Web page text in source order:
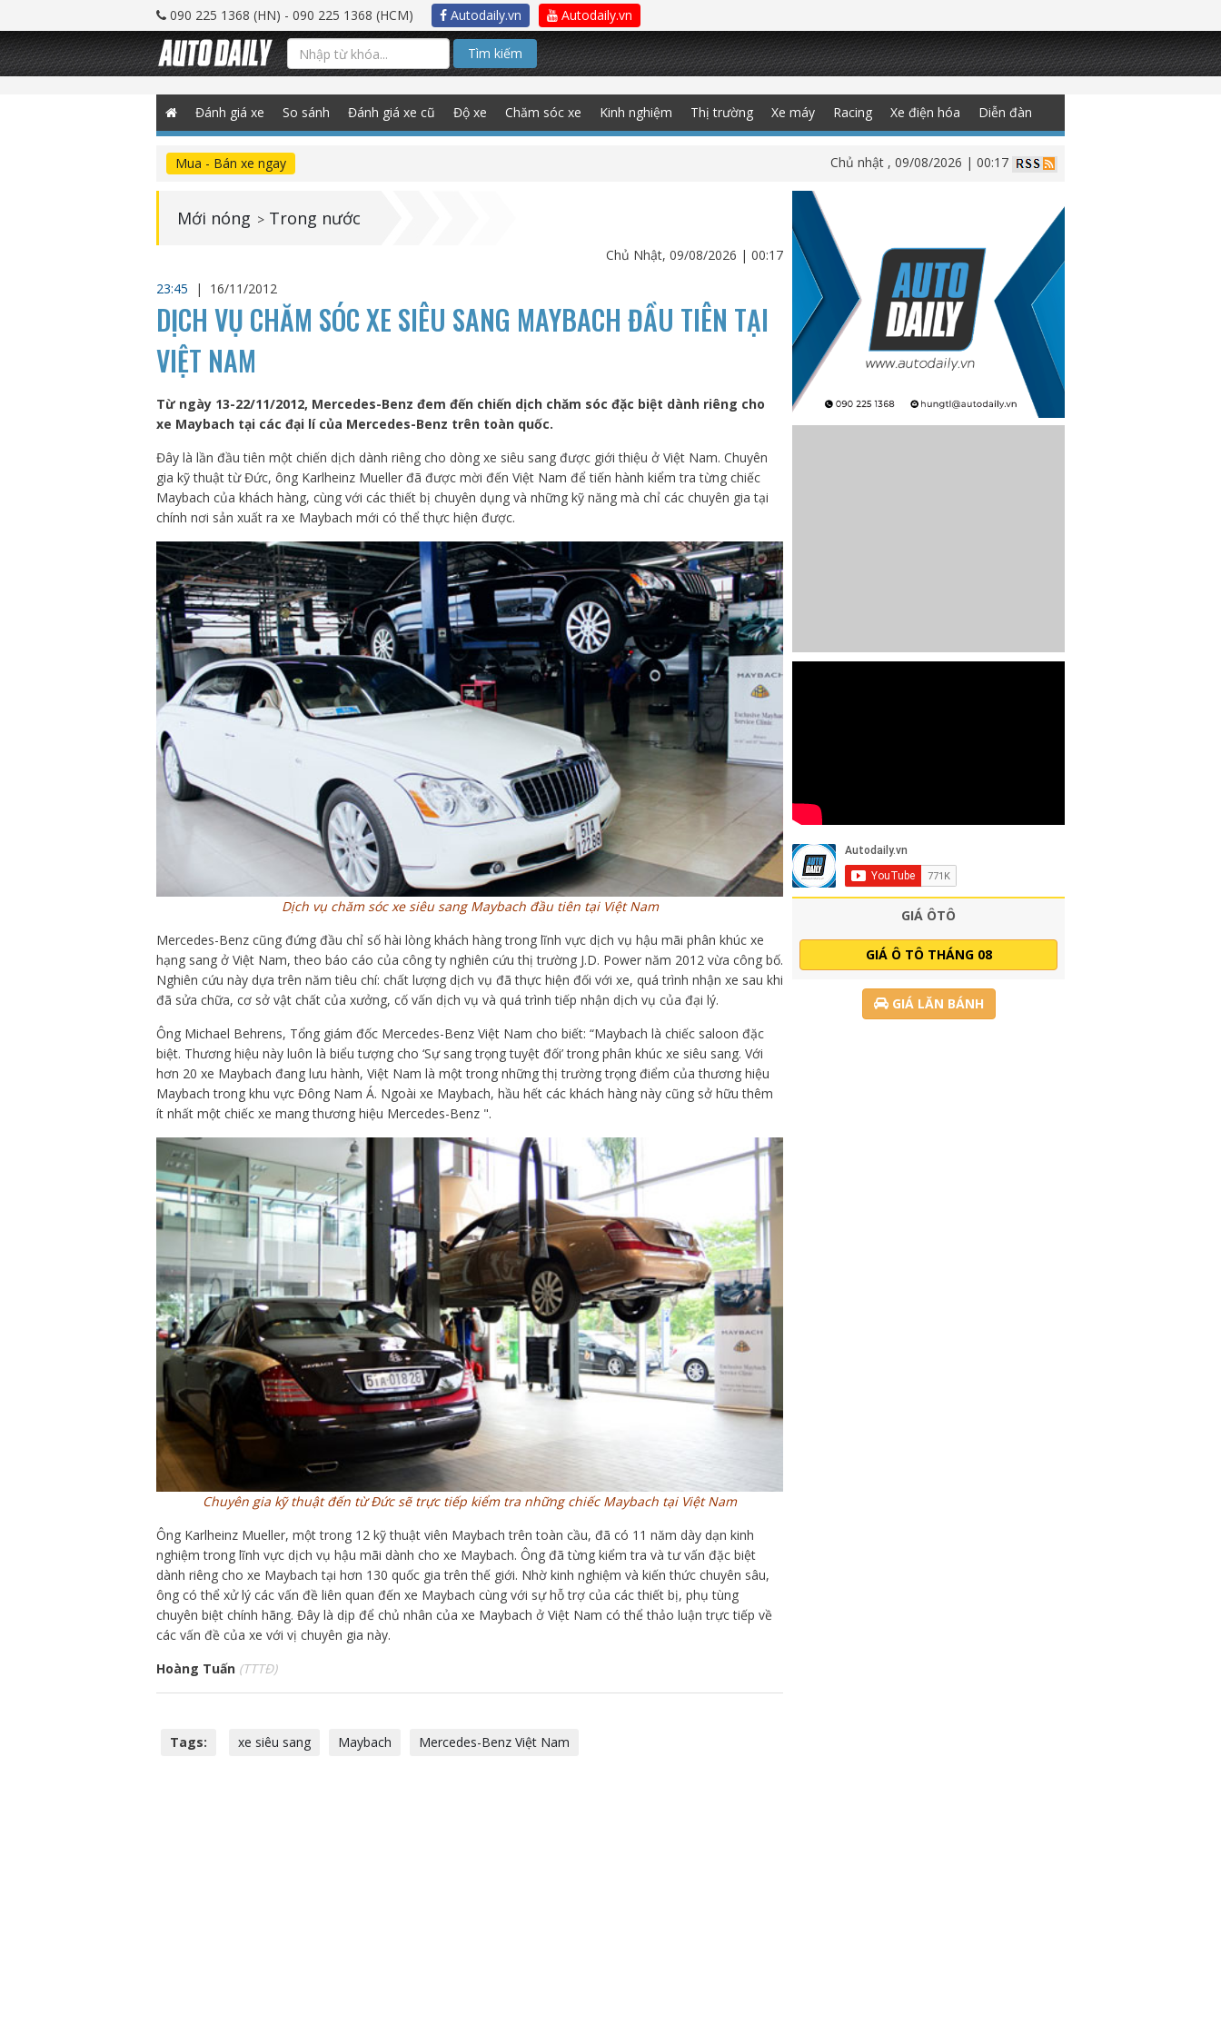
090 225 1368 (HN) - 090 225 1368 (HCM) Autodaily.vn Autodaily.vn
Tìm kiếm
Đánh giá xe So sánh Đánh giá xe cũ Độ xe Chăm sóc xe Kinh nghiệm Thị trường Xe máy Racing Xe điện hóa Diễn đàn
Mua - Bán xe ngay Chủ nhật , 09/08/2026 | 00:17
Mới nóng > Trong nước
Chủ Nhật, 09/08/2026 | 00:17
23:45
| 16/11/2012
DỊCH VỤ CHĂM SÓC XE SIÊU SANG MAYBACH ĐẦU TIÊN TẠI
VIỆT NAM
Từ ngày 13-22/11/2012, Mercedes-Benz đem đến chiến dịch chăm sóc đặc biệt dành riêng cho
xe Maybach tại các đại lí của Mercedes-Benz trên toàn quốc.
Đây là lần đầu tiên một chiến dịch dành riêng cho dòng xe siêu sang được giới thiệu ở Việt Nam. Chuyên
gia kỹ thuật từ Đức, ông Karlheinz Mueller đã được mời đến Việt Nam để tiến hành kiểm tra từng chiếc
Maybach của khách hàng, cùng với các thiết bị chuyên dụng và những kỹ năng mà chỉ các chuyên gia tại
chính nơi sản xuất ra xe Maybach mới có thể thực hiện được.
Dịch vụ chăm sóc xe siêu sang Maybach đầu tiên tại Việt Nam
Mercedes-Benz cũng đứng đầu chỉ số hài lòng khách hàng trong lĩnh vực dịch vụ hậu mãi phân khúc xe
hạng sang ở Việt Nam, theo báo cáo của công ty nghiên cứu thị trường J.D. Power năm 2012 vừa công bố.
Nghiên cứu này dựa trên năm tiêu chí: chất lượng dịch vụ đã thực hiện đối với xe, quá trình nhận xe sau khi
đã sửa chữa, cơ sở vật chất của xưởng, cố vấn dịch vụ và quá trình tiếp nhận dịch vụ của đại lý.
Ông Michael Behrens, Tổng giám đốc Mercedes-Benz Việt Nam cho biết: “Maybach là chiếc saloon đặc
biệt. Thương hiệu này luôn là biểu tượng cho ‘Sự sang trọng tuyệt đối’ trong phân khúc xe siêu sang. Với
hơn 20 xe Maybach đang lưu hành, Việt Nam là một trong những thị trường trọng điểm của thương hiệu
Maybach trong khu vực Đông Nam Á. Ngoài xe Maybach, hầu hết các khách hàng này cũng sở hữu thêm
ít nhất một chiếc xe mang thương hiệu Mercedes-Benz ".
Chuyên gia kỹ thuật đến từ Đức sẽ trực tiếp kiểm tra những chiếc Maybach tại Việt Nam
Ông Karlheinz Mueller, một trong 12 kỹ thuật viên Maybach trên toàn cầu, đã có 11 năm dày dạn kinh
nghiệm trong lĩnh vực dịch vụ hậu mãi dành cho xe Maybach. Ông đã từng kiểm tra và tư vấn đặc biệt
dành riêng cho xe Maybach tại hơn 130 quốc gia trên thế giới. Nhờ kinh nghiệm và kiến thức chuyên sâu,
ông có thể xử lý các vấn đề liên quan đến xe Maybach cùng với sự hỗ trợ của các thiết bị, phụ tùng
chuyên biệt chính hãng. Đây là dịp để chủ nhân của xe Maybach ở Việt Nam có thể thảo luận trực tiếp về
các vấn đề của xe với vị chuyên gia này.
Hoàng Tuấn (TTTĐ)
Tags: xe siêu sang Maybach Mercedes-Benz Việt Nam
GIÁ ÔTÔ
GIÁ Ô TÔ THÁNG 08
GIÁ LĂN BÁNH